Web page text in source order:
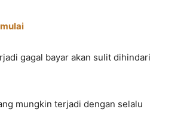
gagal bayar akan sulit dihindari
mungkin terjadi dengan selalu